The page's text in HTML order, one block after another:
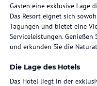
Gästen eine exklusive Lage
Das Resort eignet sich
Tagungen und bietet eine
Serviceleistungen.
und erkunden Sie die
Die Lage des Hotels
Das Hotel liegt in der